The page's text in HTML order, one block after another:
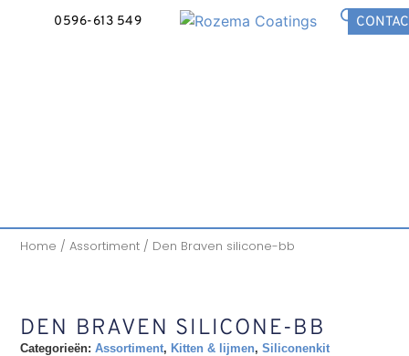
0596-613 549
Home /Assortiment / Den Braven silicone-bb
DEN BRAVEN SILICONE-BB
Categorieën: Assortiment, Kitten & lijmen,Siliconenkit